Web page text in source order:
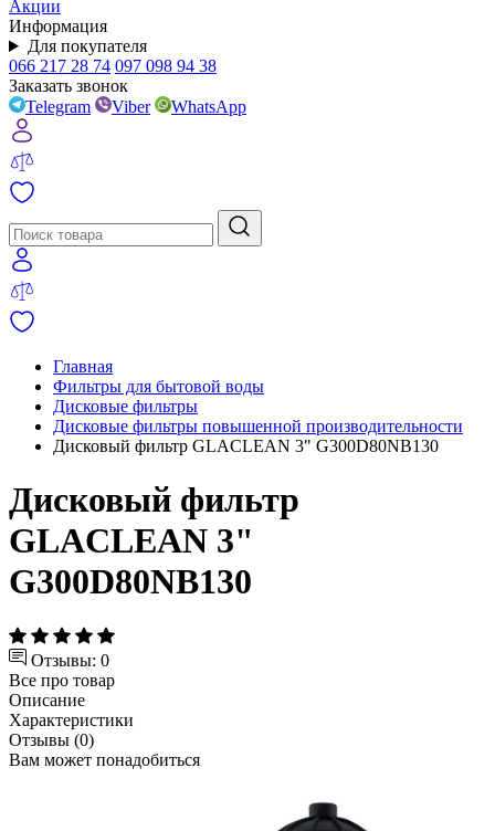
Акции
Информация
Для покупателя
066 217 28 74 097 098 94 38
Заказать звонок
Telegram
Viber WhatsApp
Главная
Фильтры для бытовой воды
Дисковые фильтры
Дисковые фильтры повышенной производительности
Дисковый фильтр GLACLEAN 3" G300D80NB130
Дисковый фильтр
GLACLEAN 3"
G300D80NB130
Отзывы: 0
Все про товар
Описание
Характеристики
Отзывы (0)
Вам может понадобиться